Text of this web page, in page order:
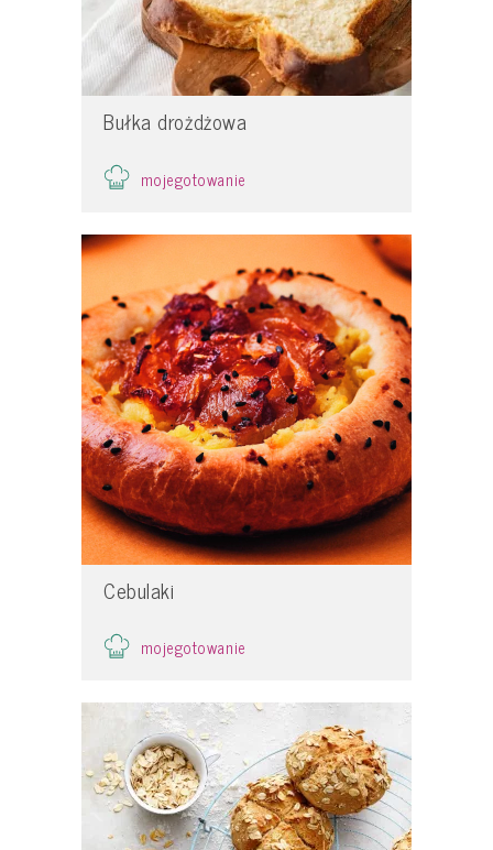
Bułka drożdżowa
mojegotowanie
Cebulaki
mojegotowanie